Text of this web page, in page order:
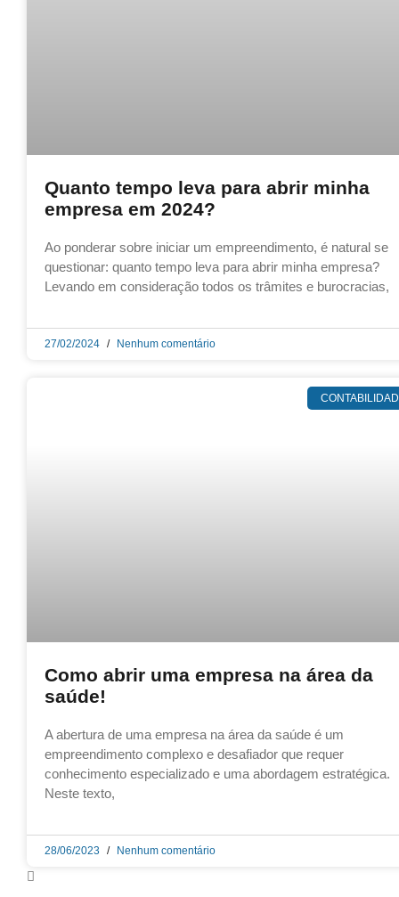
Quanto tempo leva para abrir minha
empresa em 2024?
Ao ponderar sobre iniciar um empreendimento, é natural se
questionar: quanto tempo leva para abrir minha empresa?
Levando em consideração todos os trâmites e burocracias,
27/02/2024 Nenhum comentário
Como abrir uma empresa na área da
saúde!
A abertura de uma empresa na área da saúde é um
empreendimento complexo e desafiador que requer
conhecimento especializado e uma abordagem estratégica.
Neste texto,
28/06/2023 Nenhum comentário